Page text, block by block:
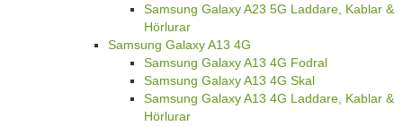
Samsung Galaxy A23 5G Laddare, Kablar &
Hörlurar
Samsung Galaxy A13 4G
Samsung Galaxy A13 4G Fodral
Samsung Galaxy A13 4G Skal
Samsung Galaxy A13 4G Laddare, Kablar &
Hörlurar